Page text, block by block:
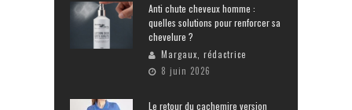
Anti chute cheveux homme :
quelles solutions pour renforcer sa
chevelure ?
Margaux, rédactrice
8 juin 2026
Le retour du cachemire version